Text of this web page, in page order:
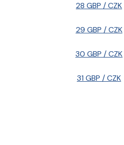
28 GBP / CZK
29 GBP / CZK
30 GBP / CZK
31 GBP / CZK